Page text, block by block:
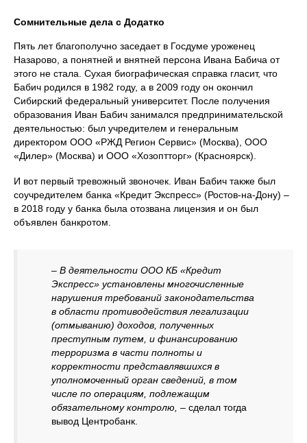
Сомнительные дела с Додатко
Пять лет благополучно заседает в Госдуме уроженец
Назарово, а понятней и внятней персона Ивана Бабича от
этого не стала. Сухая биографическая справка гласит, что
Бабич родился в 1982 году, а в 2009 году он окончил
Сибирский федеральный университет. После получения
образования Иван Бабич занимался предпринимательской
деятельностью: был учредителем и генеральным
директором ООО «РЖД Регион Сервис» (Москва), ООО
«Дилер» (Москва) и ООО «Хозоптторг» (Красноярск).
И вот первый тревожный звоночек. Иван Бабич также был
соучредителем банка «Кредит Экспресс» (Ростов-на-Дону) –
в 2018 году у банка была отозвана лицензия и он был
объявлен банкротом.
– В деятельности ООО КБ «Кредит
Экспресс» установлены многочисленные
нарушения требований законодательства
в области противодействия легализации
(отмыванию) доходов, полученных
преступным путем, и финансированию
терроризма в части полноты и
корректности представлявшихся в
уполномоченный орган сведений, в том
числе по операциям, подлежащим
обязательному контролю, – сделал тогда
вывод Центробанк.